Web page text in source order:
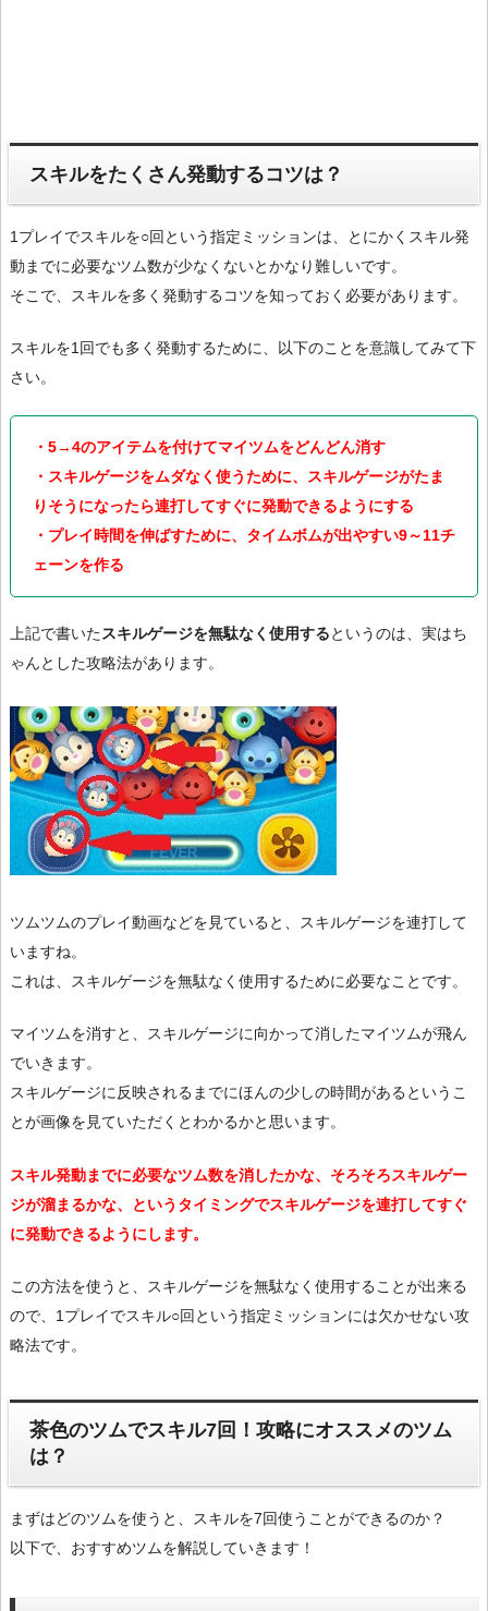
スキルをたくさん発動するコツは？
1プレイでスキルを○回という指定ミッションは、とにかくスキル発
動までに必要なツム数が少なくないとかなり難しいです。
そこで、スキルを多く発動するコツを知っておく必要があります。
スキルを1回でも多く発動するために、以下のことを意識してみて下
さい。
・5→4のアイテムを付けてマイツムをどんどん消す
・スキルゲージをムダなく使うために、スキルゲージがたま
りそうになったら連打してすぐに発動できるようにする
・プレイ時間を伸ばすために、タイムボムが出やすい9～11チ
ェーンを作る
上記で書いたスキルゲージを無駄なく使用するというのは、実はち
ゃんとした攻略法があります。
ツムツムのプレイ動画などを見ていると、スキルゲージを連打して
いますね。
これは、スキルゲージを無駄なく使用するために必要なことです。
マイツムを消すと、スキルゲージに向かって消したマイツムが飛ん
でいきます。
スキルゲージに反映されるまでにほんの少しの時間があるというこ
とが画像を見ていただくとわかるかと思います。
スキル発動までに必要なツム数を消したかな、そろそろスキルゲー
ジが溜まるかな、というタイミングでスキルゲージを連打してすぐ
に発動できるようにします。
この方法を使うと、スキルゲージを無駄なく使用することが出来る
ので、1プレイでスキル○回という指定ミッションには欠かせない攻
略法です。
茶色のツムでスキル7回！攻略にオススメのツム
は？
まずはどのツムを使うと、スキルを7回使うことができるのか？
以下で、おすすめツムを解説していきます！